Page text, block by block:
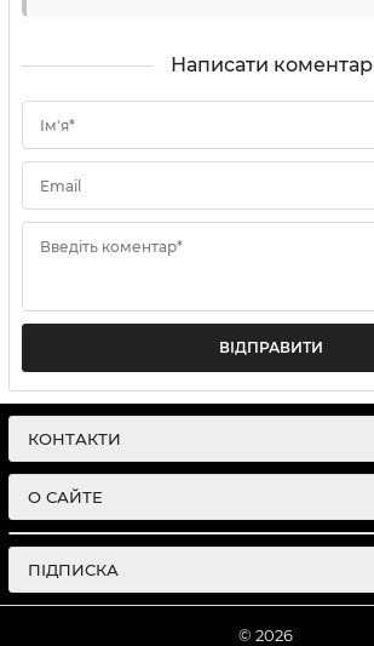
Написати коментар
Ім'я*
Email
Введіть коментар*
ВІДПРАВИТИ
КОНТАКТИ
О САЙТЕ
ПІДПИСКА
© 2026